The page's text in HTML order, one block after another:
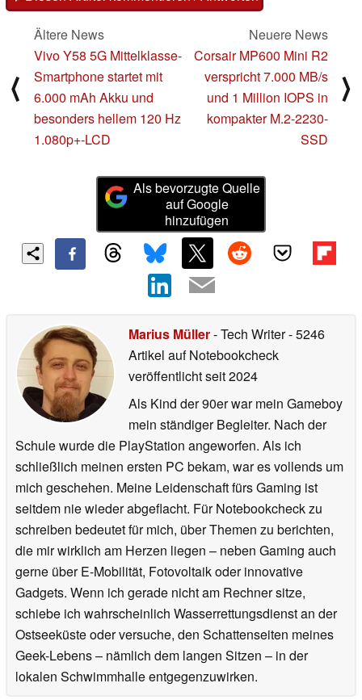
⟨
Ältere News
Vivo Y58 5G Mittelklasse-
Smartphone startet mit
6.000 mAh Akku und
besonders hellem 120 Hz
1.080p+-LCD
Neuere News
Corsair MP600 Mini R2
verspricht 7.000 MB/s
und 1 Million IOPS in
kompakter M.2-2230-
SSD
⟩
Als bevorzugte Quelle
auf Google
hinzufügen
Marius Müller- Tech Writer- 5246
Artikel auf Notebookcheck
veröffentlichtseit 2024
Als Kind der 90er war mein Gameboy
mein ständiger Begleiter. Nach der
Schule wurde die PlayStation angeworfen. Als ich
schließlich meinen ersten PC bekam, war es vollends um
mich geschehen. Meine Leidenschaft fürs Gaming ist
seitdem nie wieder abgeflacht. Für Notebookcheck zu
schreiben bedeutet für mich, über Themen zu berichten,
die mir wirklich am Herzen liegen – neben Gaming auch
gerne über E-Mobilität, Fotovoltaik oder innovative
Gadgets. Wenn ich gerade nicht am Rechner sitze,
schiebe ich wahrscheinlich Wasserrettungsdienst an der
Ostseeküste oder versuche, den Schattenseiten meines
Geek-Lebens – nämlich dem langen Sitzen – in der
lokalen Schwimmhalle entgegenzuwirken.